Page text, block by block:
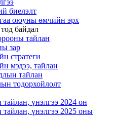
биелэлт
оюуны өмчийн эрх
байдал
тайлан
зар
стратеги
мэдээ, тайлан
тайлан
тодорхойлолт
үнэлгээ 2024 он
тайлан, үнэлгээ 2025 оны